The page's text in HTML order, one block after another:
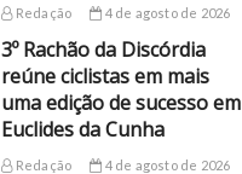
Redação 4 de agosto de 2026
3º Rachão da Discórdia
reúne ciclistas em mais
uma edição de sucesso em
Euclides da Cunha
Redação 4 de agosto de 2026